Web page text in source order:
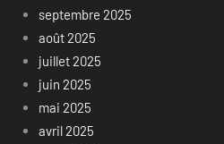
septembre 2025
août 2025
juillet 2025
juin 2025
mai 2025
avril 2025